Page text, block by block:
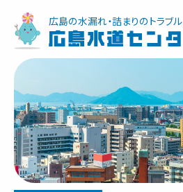
広島の水漏れ・詰まりのトラブル
広島水道センター